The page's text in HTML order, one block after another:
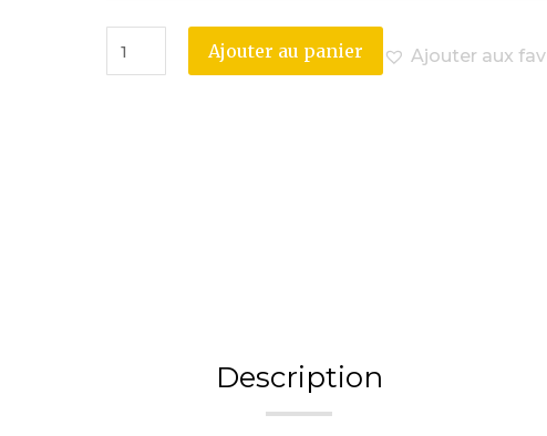
Ajouter au panier Ajouter aux
Description